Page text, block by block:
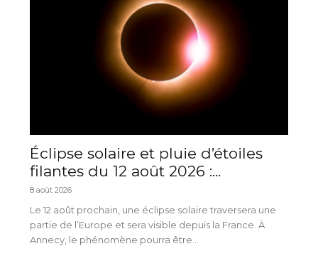
Éclipse solaire et pluie d’étoiles
filantes du 12 août 2026 :...
8 août 2026
Le 12 août prochain, une éclipse solaire traversera une
partie de l’Europe et sera visible depuis la France. À
Annecy, le phénomène pourra être...